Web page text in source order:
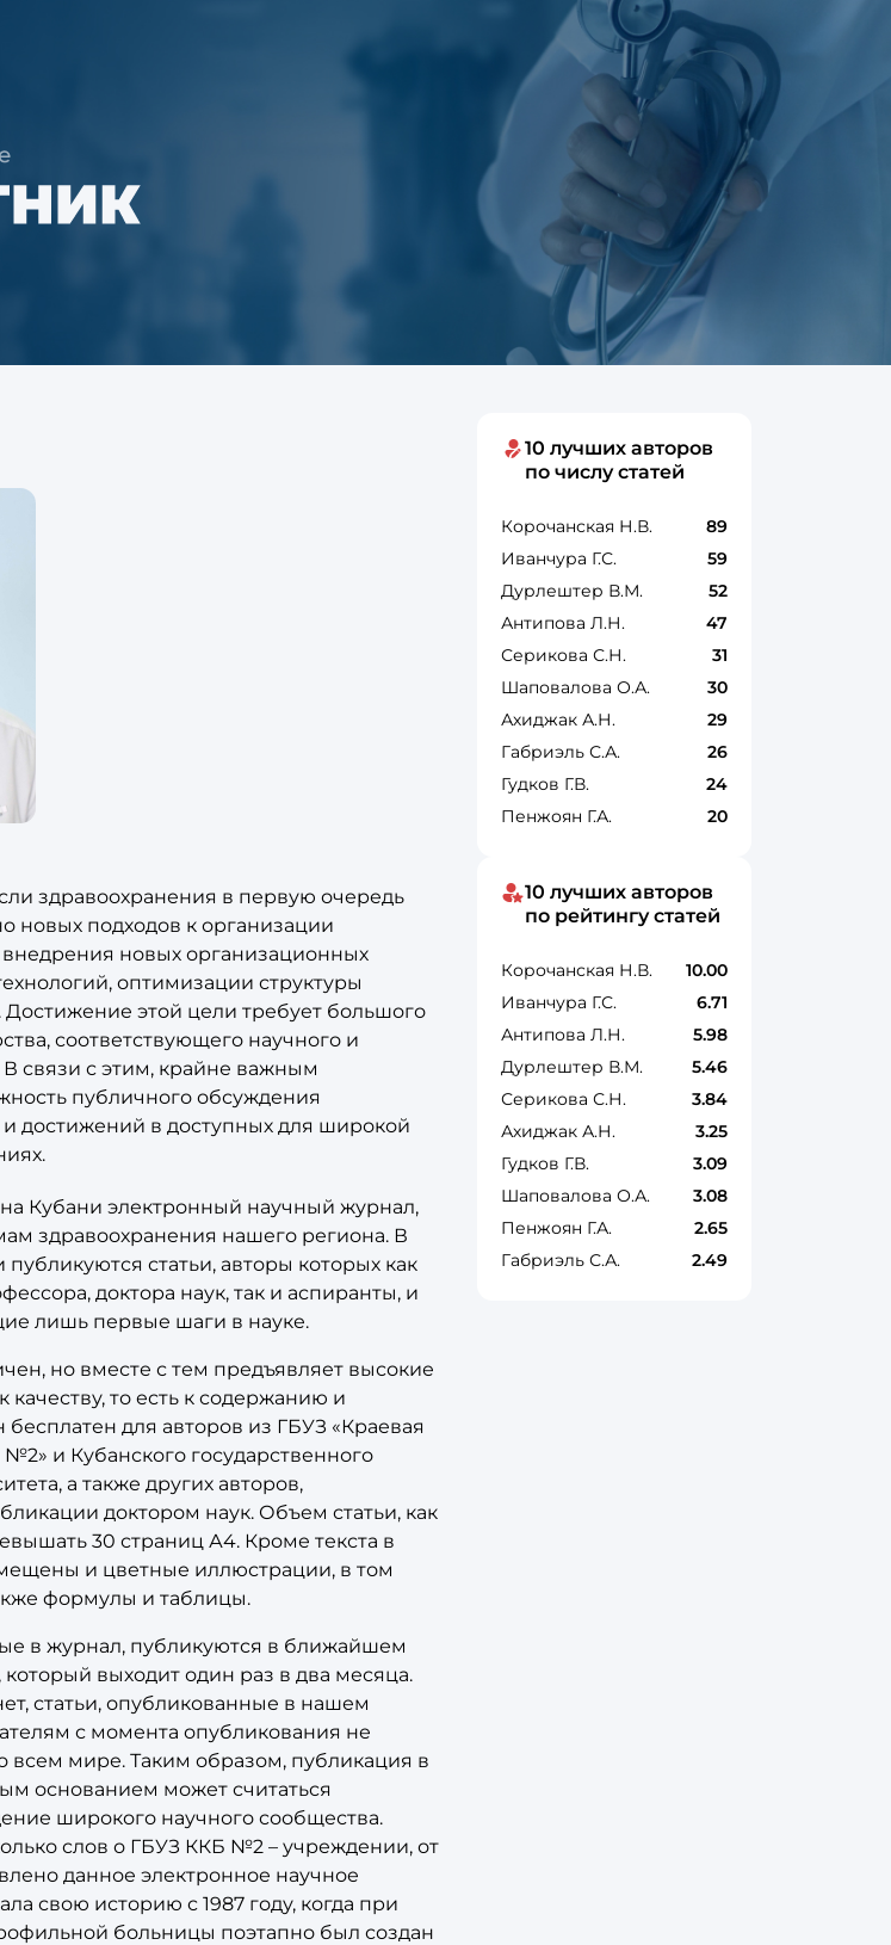
здравоохранения в первую очередь
новых подходов к организации
новых организационных
оптимизации структуры
этой цели требует большого
соответствующего научного и
В связи с этим, крайне важным
публичного обсуждения
достижений в доступных для широкой
Кубани электронный научный журнал,
здравоохранения нашего региона. В
статьи, авторы которых как
доктора наук, так и аспиранты, и
лишь первые шаги в науке.
но вместе с тем предъявляет высокие
качеству, то есть к содержанию и
для авторов из ГБУЗ «Краевая
и Кубанского государственного
а также других авторов,
доктором наук. Объем статьи, как
30 страниц А4. Кроме текста в
и цветные иллюстрации, в том
формулы и таблицы.
в журнал, публикуются в ближайшем
выходит один раз в два месяца.
статьи, опубликованные в нашем
с момента опубликования не
всем мире. Таким образом, публикация в
основанием может считаться
широкого научного сообщества.
слов о ГБУЗ ККБ №2 – учреждении, от
данное электронное научное
свою историю с 1987 году, когда при
больницы поэтапно был создан
10 лучших авторов
по числу статей
Корочанская Н.В.
89
Иванчура Г.С.
59
Дурлештер В.М.
52
Антипова Л.Н.
47
Серикова С.Н.
31
Шаповалова О.А.
30
Ахиджак А.Н.
29
Габриэль С.А.
26
Гудков Г.В.
24
Пенжоян Г.А.
20
10 лучших авторов
по рейтингу статей
Корочанская Н.В.
10.00
Иванчура Г.С.
6.71
Антипова Л.Н.
5.98
Дурлештер В.М.
5.46
Серикова С.Н.
3.84
Ахиджак А.Н.
3.25
Гудков Г.В.
3.09
Шаповалова О.А.
3.08
Пенжоян Г.А.
2.65
Габриэль С.А.
2.49